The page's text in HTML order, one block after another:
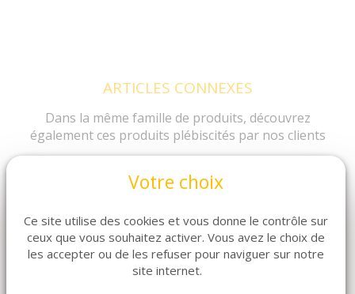
ARTICLES CONNEXES
Dans la même famille de produits, découvrez
également ces produits plébiscités par nos clients
Votre choix
Ce site utilise des cookies et vous donne le contrôle sur
ceux que vous souhaitez activer. Vous avez le choix de
les accepter ou de les refuser pour naviguer sur notre
site internet.